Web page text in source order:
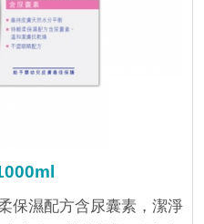
保濕配方含尿囊素，潔淨